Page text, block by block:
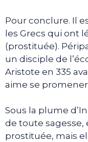
Pour conclure. Il
les Grecs qui ont
(prostituée).
un disciple de
Aristote en 335
aime se
Sous la plume
de toute
prostituée, mais